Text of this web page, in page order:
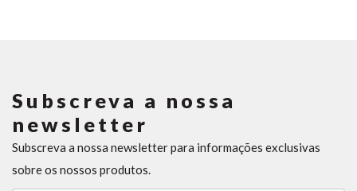
Subscreva a nossa
newsletter
Subscreva a nossa newsletter para informações exclusivas
sobre os nossos produtos.